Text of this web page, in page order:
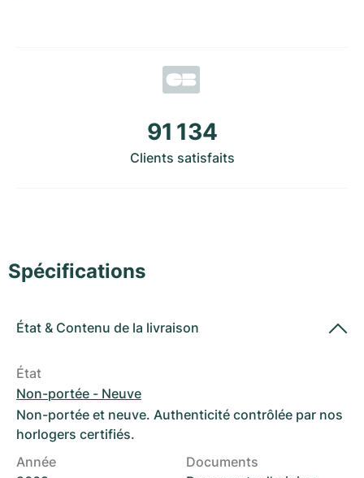
91 134
Clients satisfaits
Spécifications
État & Contenu de la livraison
État
Non-portée - Neuve
Non-portée et neuve. Authenticité contrôlée par nos
horlogers certifiés.
Année
Documents